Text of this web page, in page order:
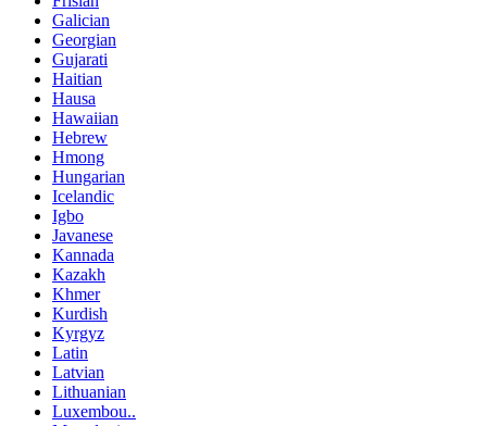
Galician
Georgian
Gujarati
Haitian
Hausa
Hawaiian
Hebrew
Hmong
Hungarian
Icelandic
Igbo
Javanese
Kannada
Kazakh
Khmer
Kurdish
Kyrgyz
Latin
Latvian
Lithuanian
Luxembou..